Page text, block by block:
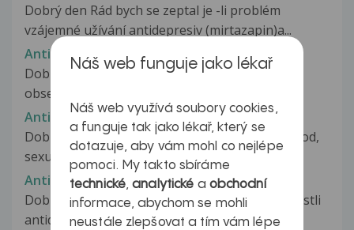
Dobrý den Rád bych se zeptal je -li problém
vzájemné užívání antidepresiv (mirtazapin)a...
Antidepresiva a povolání
Dobrý den, byla mi zjištěna lehčí forma
obsedantně-kompulzivní neurózy a vypadá...
Antidepresiva a problémy s erekcí
Dobrý den, již tři roky beru antidepresiva (rozvod,
sexuální úchylka, úmrtí...
Antidepresiva a přibírání
Dobrý den, chtěla bych se Vás prosím zeptat, jestli
antidepresiva můžou mít...
Náš web funguje jako lékař
Náš web využívá soubory cookies,
a funguje tak jako lékař, který se
dotazuje, aby vám mohl co nejlépe
pomoci. My takto sbíráme
technické,analytické a obchodní
informace, abychom se mohli
neustále zlepšovat a tím vám lépe